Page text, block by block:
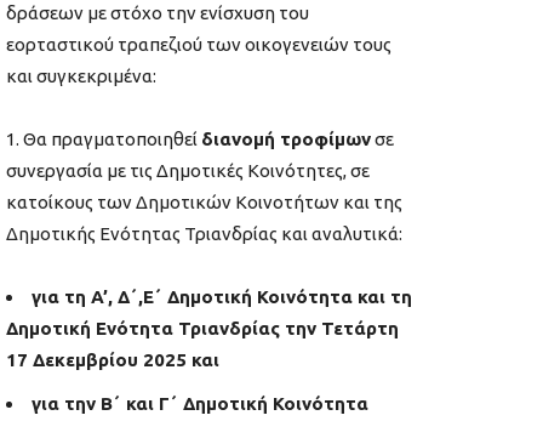
δράσεων με στόχο την ενίσχυση του
εορταστικού τραπεζιού των οικογενειών τους
και συγκεκριμένα:
Θα πραγματοποιηθεί διανομή τροφίμωνσε
συνεργασία με τις Δημοτικές Κοινότητες, σε
κατοίκους των Δημοτικών Κοινοτήτων και της
Δημοτικής Ενότητας Τριανδρίας και αναλυτικά:
για τη A’, Δ΄,Ε΄ Δημοτική Κοινότητα και τη
Δημοτική Ενότητα Τριανδρίας την Τετάρτη
17 Δεκεμβρίου 2025 και
για την Β΄ και Γ΄ Δημοτική Κοινότητα